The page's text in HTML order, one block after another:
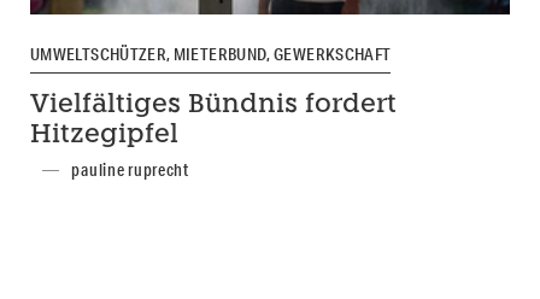
UMWELTSCHÜTZER, MIETERBUND, GEWERKSCHAFT
Vielfältiges Bündnis fordert
Hitzegipfel
pauline ruprecht